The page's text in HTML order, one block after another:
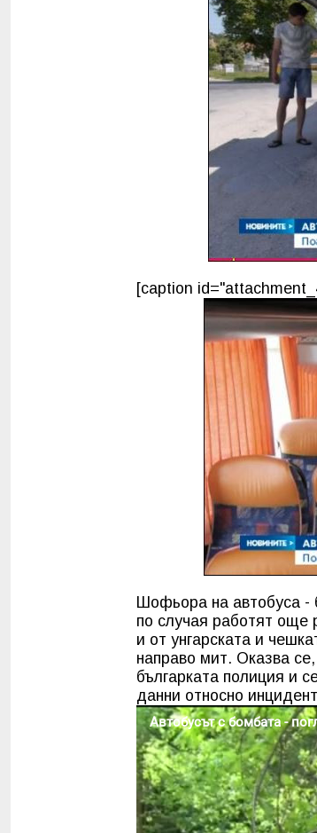
[caption
Шофьора на автобуса -
по случая работят още
и от унгарската и
направо мит. Оказва
българката полиция и
данни относно